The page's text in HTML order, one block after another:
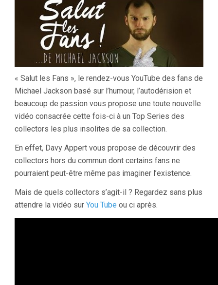
« Salut les Fans », le rendez-vous YouTube des fans de
Michael Jackson basé sur l’humour, l’autodérision et
beaucoup de passion vous propose une toute nouvelle
vidéo consacrée cette fois-ci à un Top Series des
collectors les plus insolites de sa collection.
En effet, Davy Appert vous propose de découvrir des
collectors hors du commun dont certains fans ne
pourraient peut-être même pas imaginer l’existence.
Mais de quels collectors s’agit-il ? Regardez sans plus
attendre la vidéo sur You Tube ou ci après.